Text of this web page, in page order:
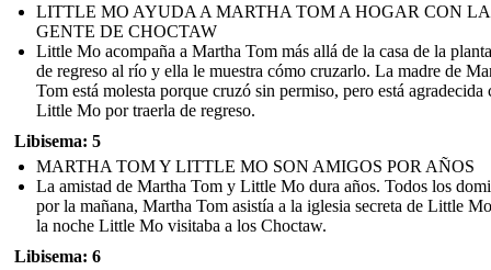
LITTLE MO AYUDA A MARTHA TOM A HOGAR CON LA
GENTE DE CHOCTAW
Little Mo acompaña a Martha Tom más allá de la casa de la
de regreso al río y ella le muestra cómo cruzarlo. La madre de
Tom está molesta porque cruzó sin permiso, pero está agradecida
Little Mo por traerla de regreso.
Libisema: 5
MARTHA TOM Y LITTLE MO SON AMIGOS POR AÑOS
La amistad de Martha Tom y Little Mo dura años. Todos los
por la mañana, Martha Tom asistía a la iglesia secreta de Little
la noche Little Mo visitaba a los Choctaw.
Libisema: 6